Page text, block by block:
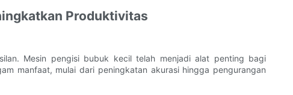
Produktivitas
Mesin pengisi bubuk kecil telah menjadi alat penting bagi
manfaat, mulai dari peningkatan akurasi hingga pengurangan